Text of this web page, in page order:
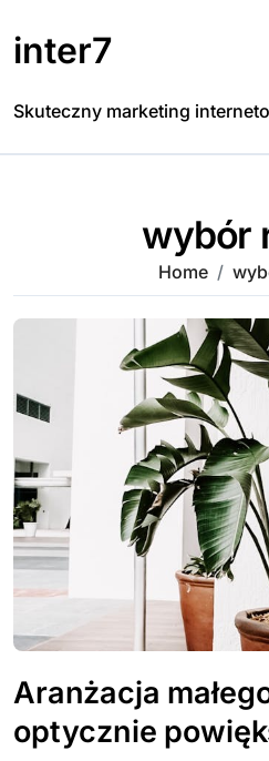
to
content
inter7
Skuteczny marketing
wybór
Home
Aranżacja
optycznie